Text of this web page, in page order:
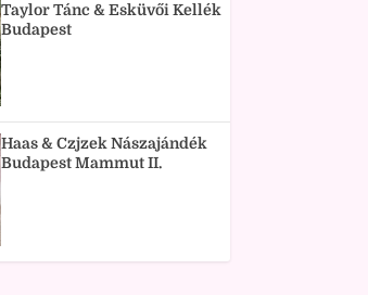
Taylor Tánc & Esküvői Kellék
Budapest
Haas & Czjzek Nászajándék
Budapest Mammut II.